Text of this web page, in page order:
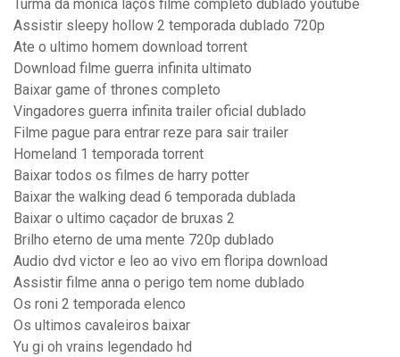
Turma da monica laços filme completo dublado youtube
Assistir sleepy hollow 2 temporada dublado 720p
Ate o ultimo homem download torrent
Download filme guerra infinita ultimato
Baixar game of thrones completo
Vingadores guerra infinita trailer oficial dublado
Filme pague para entrar reze para sair trailer
Homeland 1 temporada torrent
Baixar todos os filmes de harry potter
Baixar the walking dead 6 temporada dublada
Baixar o ultimo caçador de bruxas 2
Brilho eterno de uma mente 720p dublado
Audio dvd victor e leo ao vivo em floripa download
Assistir filme anna o perigo tem nome dublado
Os roni 2 temporada elenco
Os ultimos cavaleiros baixar
Yu gi oh vrains legendado hd